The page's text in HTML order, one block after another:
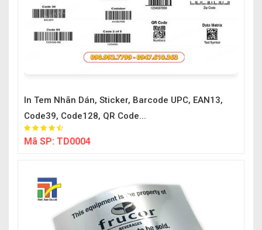
In Tem Nhãn Dán, Sticker, Barcode UPC, EAN13,
Code39, Code128, QR Code...
Mã SP: TD0004